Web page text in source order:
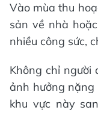
Vào mùa thu
sản về nhà
nhiều công sức,
Không chỉ người
ảnh hưởng nặng
khu vực này